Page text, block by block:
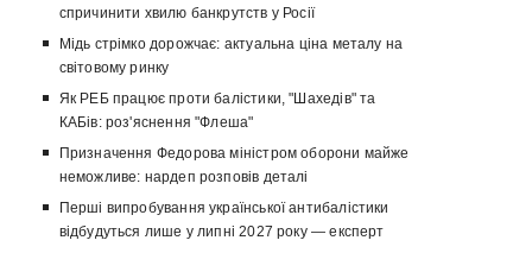
спричинити хвилю банкрутств у Росії
Мідь стрімко дорожчає: актуальна ціна металу на
світовому ринку
Як РЕБ працює проти балістики, "Шахедів" та
КАБів: роз'яснення "Флеша"
Призначення Федорова міністром оборони майже
неможливе: нардеп розповів деталі
Перші випробування української антибалістики
відбудуться лише у липні 2027 року — експерт